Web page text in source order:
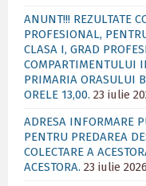
ANUNT!!! REZULTATE
PROFESIONAL,
CLASA I, GRAD
COMPARTIMENTULUI
PRIMARIA ORASULUI
ORELE 13,00. 23 iulie
ADRESA INFORMARE
PENTRU PREDAREA
COLECTARE A
ACESTORA. 23 iulie 2026